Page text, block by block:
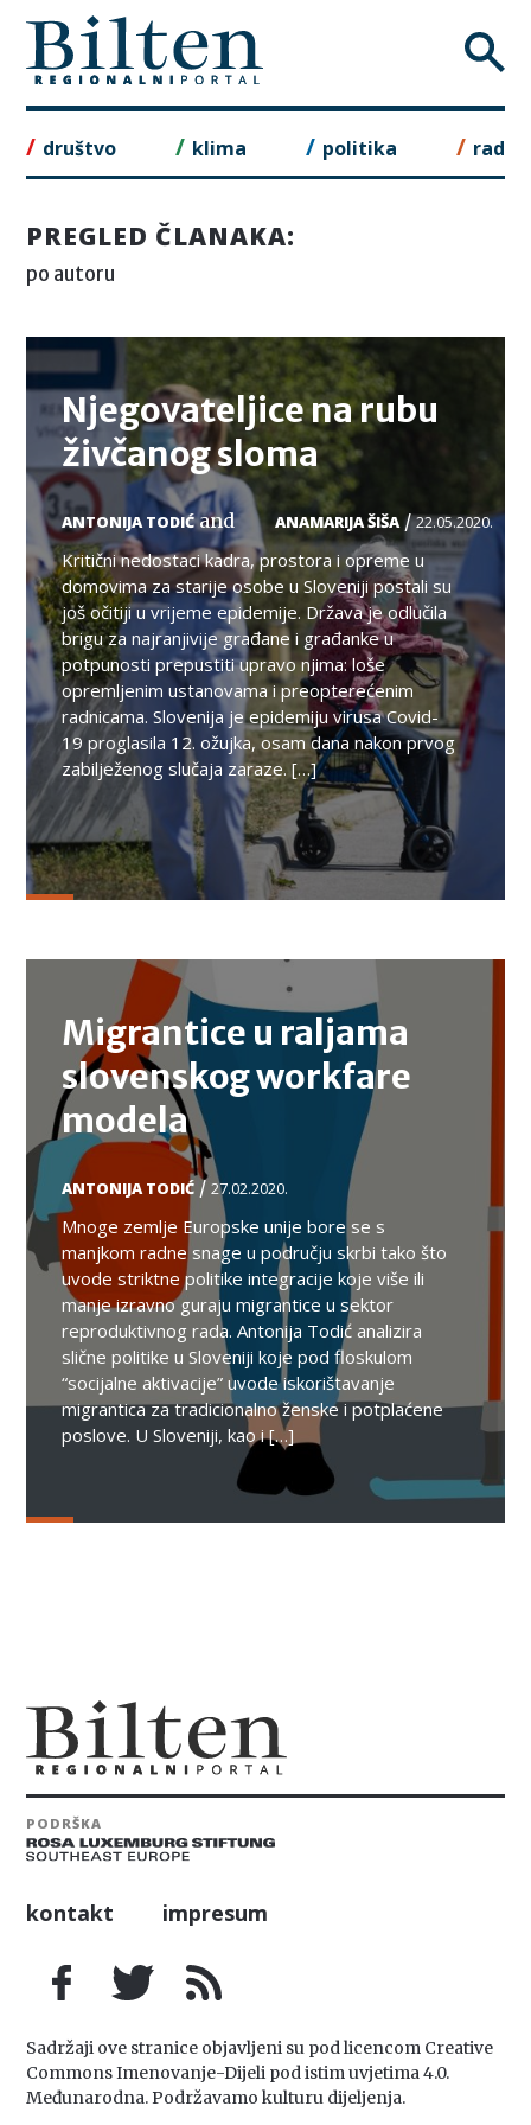
to
content
društvo klima politika rad
PREGLED ČLANAKA:
po autoru
Njegovateljice na rubu
živčanog sloma
ANTONIJA TODIĆand ANAMARIJA ŠIŠA /22.05.2020.
Kritični nedostaci kadra, prostora i opreme u
domovima za starije osobe u Sloveniji postali su
još očitiji u vrijeme epidemije. Država je odlučila
brigu za najranjivije građane i građanke u
potpunosti prepustiti upravo njima: loše
opremljenim ustanovama i preopterećenim
radnicama. Slovenija je epidemiju virusa Covid-
19 proglasila 12. ožujka, osam dana nakon prvog
zabilježenog slučaja zaraze. […]
Migrantice u raljama
slovenskog workfare
modela
ANTONIJA TODIĆ /27.02.2020.
Mnoge zemlje Europske unije bore se s
manjkom radne snage u području skrbi tako što
uvode striktne politike integracije koje više ili
manje izravno guraju migrantice u sektor
reproduktivnog rada. Antonija Todić analizira
slične politike u Sloveniji koje pod floskulom
“socijalne aktivacije” uvode iskorištavanje
migrantica za tradicionalno ženske i potplaćene
poslove. U Sloveniji, kao i […]
PODRŠKA
kontakt impresum
Sadržaji ove stranice objavljeni su pod licencom Creative
Commons Imenovanje-Dijeli pod istim uvjetima 4.0.
Međunarodna. Podržavamo kulturu dijeljenja.